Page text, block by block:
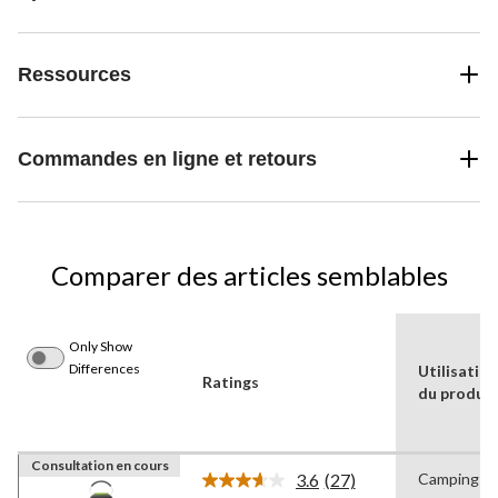
Ressources
Commandes en ligne et retours
Comparer des articles semblables
Only Show
Differences
Ratings
du produit
Consultation en cours
3.6 Lire
(27) Camping